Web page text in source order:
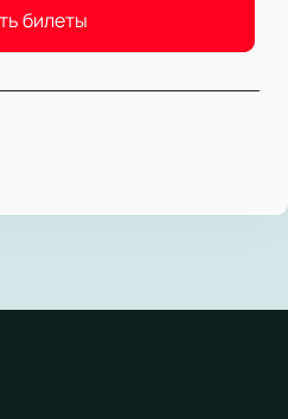
билеты